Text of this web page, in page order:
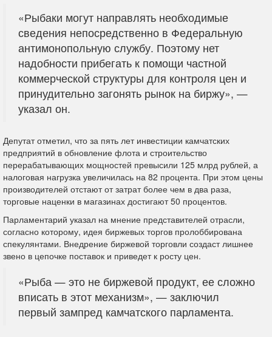
«Рыбаки могут направлять необходимые
сведения непосредственно в Федеральную
антимонопольную службу. Поэтому нет
надобности прибегать к помощи частной
коммерческой структуры для контроля цен и
принудительно загонять рынок на биржу», —
указал он.
Депутат отметил, что за пять лет инвестиции камчатских
предприятий в обновление флота и строительство
перерабатывающих мощностей превысили 125 млрд рублей, а
налоговая нагрузка увеличилась на 82 процента. При этом цены
производителей отстают от затрат более чем в два раза,
торговые наценки в магазинах достигают 50 процентов.
Парламентарий указал на мнение представителей отрасли,
согласно которому, идея биржевых торгов пролоббирована
спекулянтами. Внедрение биржевой торговли создаст лишнее
звено в цепочке поставок и приведет к росту цен.
«Рыба — это не биржевой продукт, ее сложно
вписать в этот механизм», — заключил
первый зампред камчатского парламента.